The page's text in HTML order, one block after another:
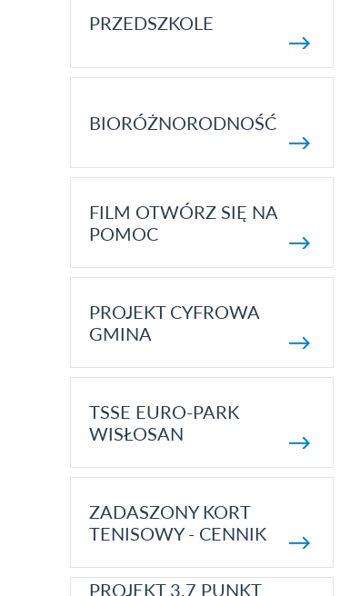
PRZEDSZKOLE
BIORÓŻNORODNOŚĆ
FILM OTWÓRZ SIĘ NA
POMOC
PROJEKT CYFROWA
GMINA
TSSE EURO-PARK
WISŁOSAN
ZADASZONY KORT
TENISOWY - CENNIK
PROJEKT 3.7 PUNKT